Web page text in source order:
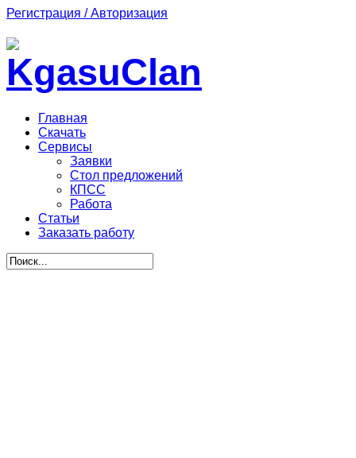
Регистрация / Авторизация
Главная
Скачать
Сервисы
Заявки
Стол предложений
КПСС
Работа
Статьи
Заказать работу